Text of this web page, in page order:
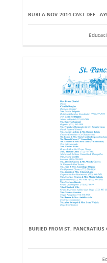
BURLA NOV 2014-CAST DEF -
BURIED FROM ST.